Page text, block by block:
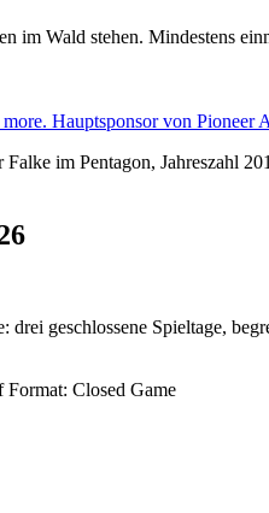
im Wald stehen. Mindestens
drei geschlossene Spieltage,
Format: Closed Game